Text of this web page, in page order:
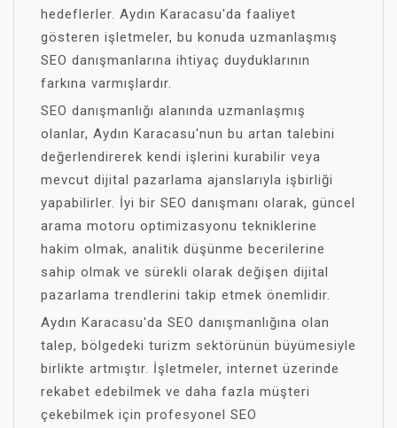
hedeflerler. Aydın Karacasu'da faaliyet
gösteren işletmeler, bu konuda uzmanlaşmış
SEO danışmanlarına ihtiyaç duyduklarının
farkına varmışlardır.
SEO danışmanlığı alanında uzmanlaşmış
olanlar, Aydın Karacasu'nun bu artan talebini
değerlendirerek kendi işlerini kurabilir veya
mevcut dijital pazarlama ajanslarıyla işbirliği
yapabilirler. İyi bir SEO danışmanı olarak, güncel
arama motoru optimizasyonu tekniklerine
hakim olmak, analitik düşünme becerilerine
sahip olmak ve sürekli olarak değişen dijital
pazarlama trendlerini takip etmek önemlidir.
Aydın Karacasu'da SEO danışmanlığına olan
talep, bölgedeki turizm sektörünün büyümesiyle
birlikte artmıştır. İşletmeler, internet üzerinde
rekabet edebilmek ve daha fazla müşteri
çekebilmek için profesyonel SEO